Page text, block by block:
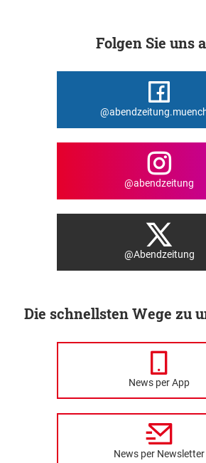
Folgen Sie uns
@abendzeitung
@Abendzeitung
Die schnellsten Wege zu
News per App
News per Newsletter